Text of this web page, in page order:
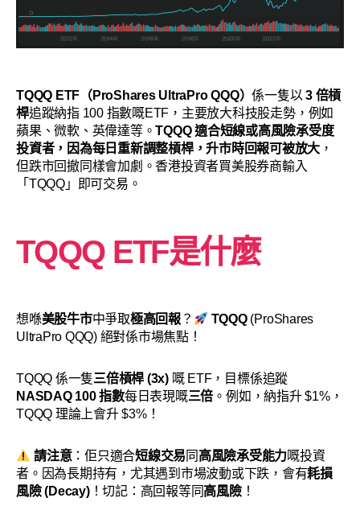
TQQQ ETF（ProShares UltraPro QQQ）係一隻以3 倍槓
桿追蹤納指 100 指數嘅ETF，主要放大科技股走勢，例如
蘋果、微軟、英偉達等。TQQQ 適合短線或高風險承受度
投資者，因為每日重新調整槓桿，升市時回報可被放大 ，
但跌市回撤同樣會加劇。香港投資者買美股券商輸入
「TQQQ」即可交易。
TQQQ ETF是什麼
想喺美股牛市中爭取極高回報？ TQQQ(ProShares
UltraPro QQQ) 絕對係市場焦點！
TQQQ 係一隻三倍槓桿 (3x)嘅 ETF，目標係追蹤
NASDAQ 100 指數每日表現嘅三倍 。例如，納指升 $1%，
TQQQ 理論上會升 $3%！
請注意：佢只適合短線交易 同 高風險承受能力嘅投資
者。因為長期持有，尤其遇到市場波動或下跌，會有耗損
風險 (Decay)！切記：高回報等同高風險！